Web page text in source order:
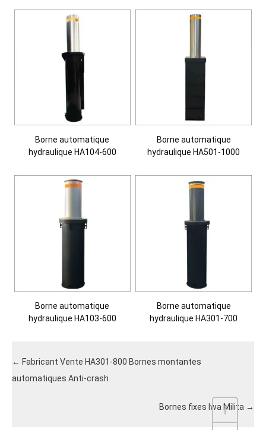
Borne automatique
hydraulique HA104-600
Borne automatique
hydraulique HA501-1000
Borne automatique
hydraulique HA103-600
Borne automatique
hydraulique HA301-700
← Fabricant Vente HA301-800 Bornes montantes
automatiques Anti-crash
Bornes fixes Iwa Milita →